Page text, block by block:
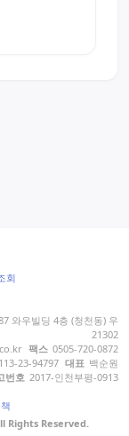
회
Rights Reserved.
와우빌딩 4층 (청천동) 우
21302
팩스 0505-720-0872
113-23-94797 대표 백순원
번호 2017-인천부평-0913